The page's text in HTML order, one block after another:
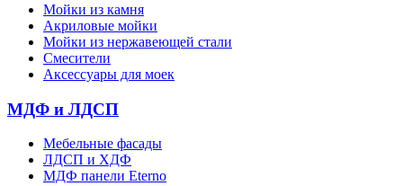
Мойки из камня
Акриловые мойки
Мойки из нержавеющей стали
Смесители
Аксессуары для моек
МДФ и ЛДСП
Мебельные фасады
ЛДСП и ХДФ
МДФ панели Eterno